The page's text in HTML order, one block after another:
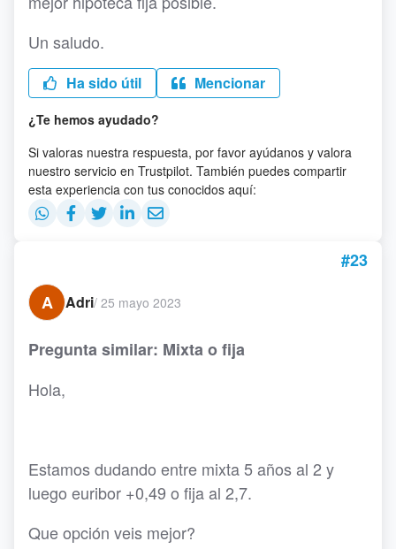
Un saludo.
Ha sido útil Mencionar
¿Te hemos ayudado?
Si valoras nuestra respuesta, por favor ayúdanos y valora
nuestro servicio en Trustpilot. También puedes compartir
esta experiencia con tus conocidos aquí:
#23
A
Adri/ 25 mayo 2023
Pregunta similar: Mixta o fija
Hola,
Estamos dudando entre mixta 5 años al 2 y
luego euribor +0,49 o fija al 2,7.
Que opción veis mejor?